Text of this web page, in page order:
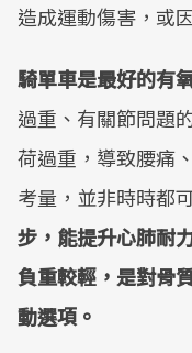
造成運動傷害，或
騎單車是最好的有
過重、有關節問題
荷過重，導致腰痛
考量，並非時時都
步，能提升心肺耐
負重較輕，是對骨
動選項。